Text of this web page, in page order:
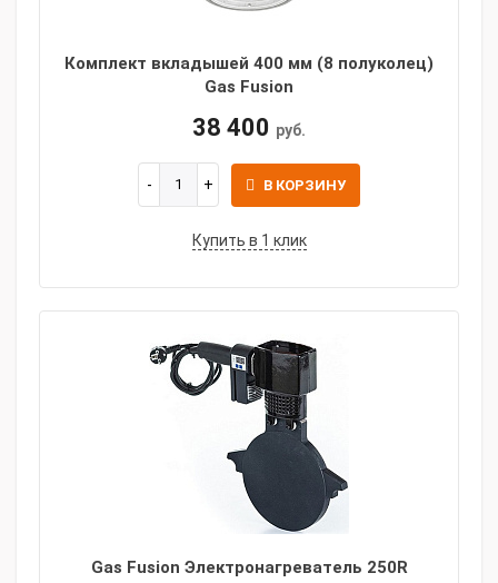
Комплект вкладышей 400 мм (8 полуколец)
Gas Fusion
38 400 руб.
В КОРЗИНУ
Купить в 1 клик
Gas Fusion Электронагреватель 250R